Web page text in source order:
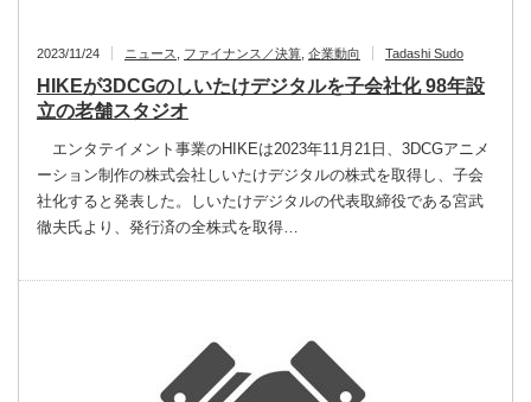
2023/11/24 ニュース ファイナンス／決算 企業動向 Tadashi Sudo
HIKEが3DCGのしいたけデジタルを子会社化 98年設
立の老舗スタジオ
エンタテイメント事業のHIKEは2023年11月21日、3DCGアニメ
ーション制作の株式会社しいたけデジタルの株式を取得し、子会
社化すると発表した。しいたけデジタルの代表取締役である宮武
徹夫氏より、発行済の全株式を取得…